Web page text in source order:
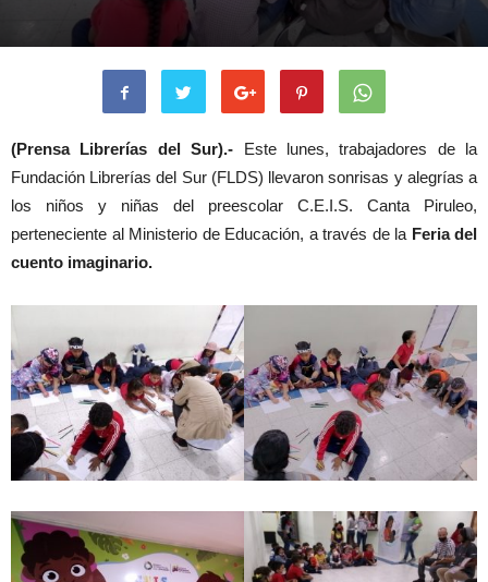
(Prensa Librerías del Sur).- Este lunes, trabajadores de la
Fundación Librerías del Sur (FLDS) llevaron sonrisas y alegrías a
los niños y niñas del preescolar C.E.I.S. Canta Piruleo,
perteneciente al Ministerio de Educación, a través de la Feria del
cuento imaginario.